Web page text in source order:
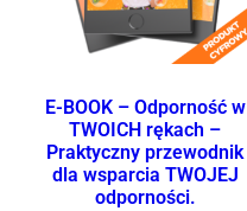
E-BOOK – Odporność w
TWOICH rękach –
Praktyczny przewodnik
dla wsparcia TWOJEJ
odporności.